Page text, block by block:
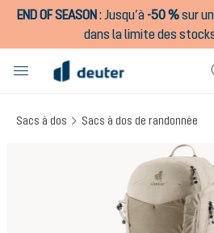
principal
END OF SEASON: Jusqu’à -50 %sur
dans la limite des
Sacs à dos Sacs à dos de randonnée